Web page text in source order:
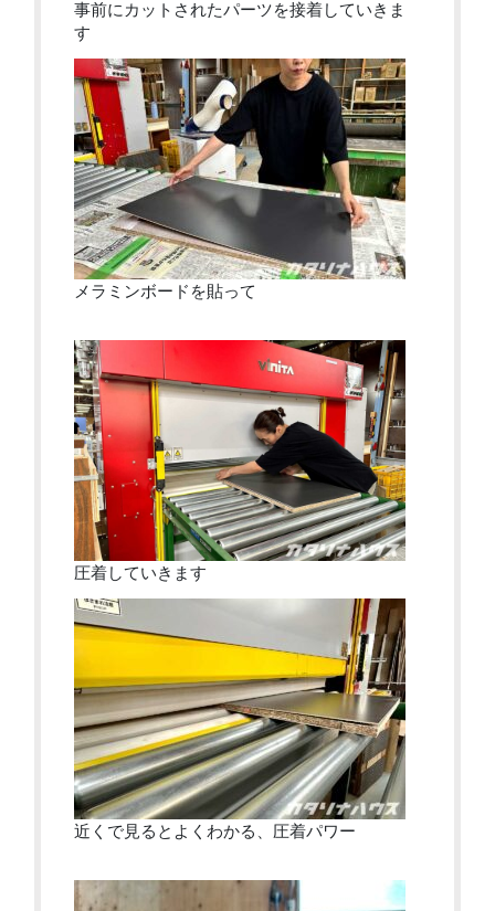
事前にカットされたパーツを接着していきま
す
メラミンボードを貼って
圧着していきます
近くで見るとよくわかる、圧着パワー